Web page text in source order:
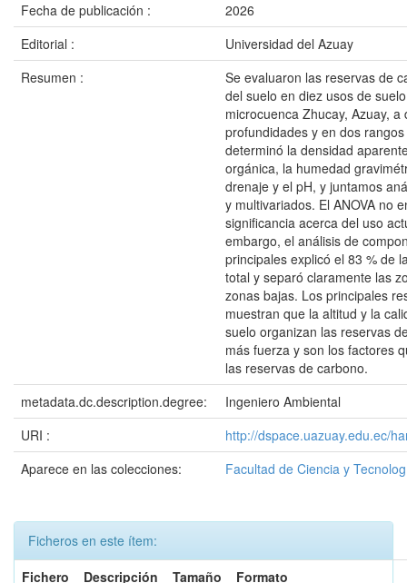
Fecha de publicación :
2026
Editorial :
Universidad del Azuay
Resumen :
Se evaluaron las reservas de
del suelo en diez usos de
microcuenca Zhucay, Azuay, a
profundidades y en dos
determinó la densidad
orgánica, la humedad
drenaje y el pH, y juntamos
y multivariados. El ANOVA no
significancia acerca del uso
embargo, el análisis de
principales explicó el 83 % de
total y separó claramente las
zonas bajas. Los principales
muestran que la altitud y la
suelo organizan las reservas
más fuerza y son los factores
las reservas de carbono.
metadata.dc.description.degree:
Ingeniero Ambiental
URI :
http://dspace.uazuay.edu.ec/
Aparece en las colecciones:
Facultad de Ciencia y
Ficheros en este ítem:
Fichero
Descripción Tamaño
Formato